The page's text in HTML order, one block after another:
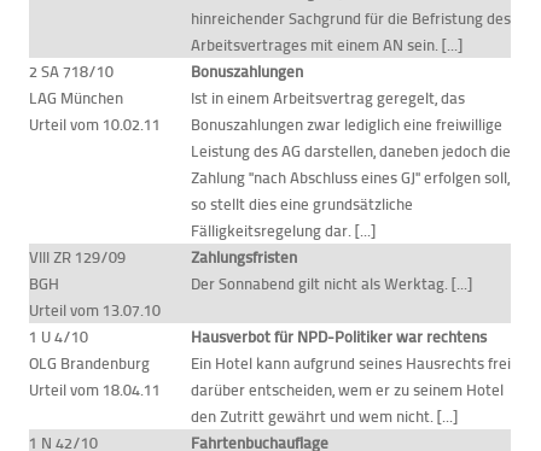
hinreichender Sachgrund für die Befristung des
Arbeitsvertrages mit einem AN sein. [...]
2 SA 718/10
LAG München
Urteil vom 10.02.11
Bonuszahlungen
Ist in einem Arbeitsvertrag geregelt, das
Bonuszahlungen zwar lediglich eine freiwillige
Leistung des AG darstellen, daneben jedoch die
Zahlung "nach Abschluss eines GJ" erfolgen soll,
so stellt dies eine grundsätzliche
Fälligkeitsregelung dar. [...]
VIII ZR 129/09
BGH
Urteil vom 13.07.10
Zahlungsfristen
Der Sonnabend gilt nicht als Werktag. [...]
1 U 4/10
OLG Brandenburg
Urteil vom 18.04.11
Hausverbot für NPD-Politiker war rechtens
Ein Hotel kann aufgrund seines Hausrechts frei
darüber entscheiden, wem er zu seinem Hotel
den Zutritt gewährt und wem nicht. [...]
1 N 42/10
Fahrtenbuchauflage